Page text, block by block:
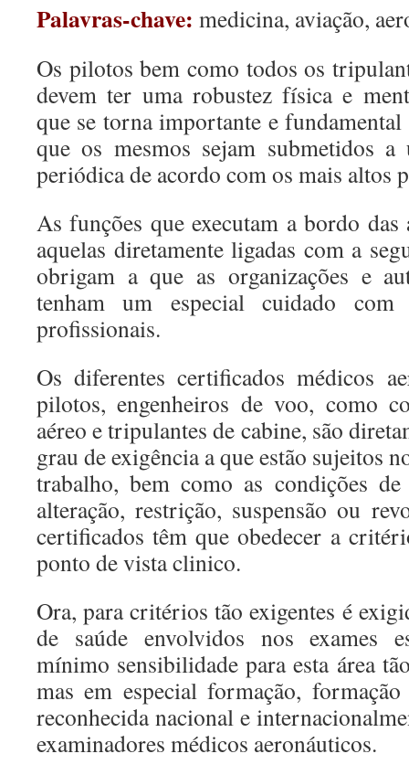
Palavras-chave: medicina, aviação,
Os pilotos bem como todos os
devem ter uma robustez física e
que se torna importante e fundamental
que os mesmos sejam submetidos a
periódica de acordo com os mais altos
As funções que executam a bordo das
aquelas diretamente ligadas com a
obrigam a que as organizações e
tenham um especial cuidado com
profissionais.
Os diferentes certificados médicos
pilotos, engenheiros de voo, como
aéreo e tripulantes de cabine, são
grau de exigência a que estão sujeitos
trabalho, bem como as condições de
alteração, restrição, suspensão ou
certificados têm que obedecer a
ponto de vista clinico.
Ora, para critérios tão exigentes é
de saúde envolvidos nos exames
mínimo sensibilidade para esta área
mas em especial formação,
reconhecida nacional e
examinadores médicos aeronáuticos.